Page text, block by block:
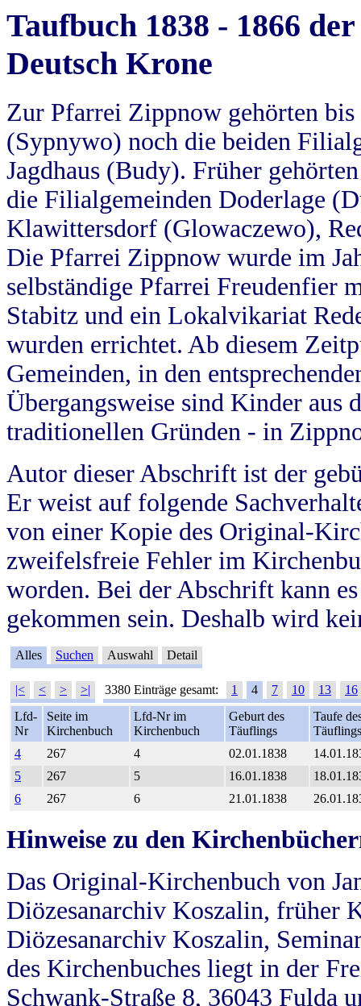
Taufbuch 1838 - 1866
Deutsch Krone
Zur Pfarrei Zippnow gehörten
(Sypnywo) noch die beiden
Jagdhaus (Budy). Früher
die Filialgemeinden Doderlage
Klawittersdorf (Glowaczewo),
Die Pfarrei Zippnow wurde im
selbständige Pfarrei Freudenfier
Stabitz und ein Lokalvikariat
wurden errichtet. Ab diesem
Gemeinden, in den
Übergangsweise sind Kinder aus
traditionellen Gründen - in
Autor dieser Abschrift ist der
Er weist auf folgende
von einer Kopie des Original-
zweifelsfreie Fehler im
worden. Bei der Abschrift kann
gekommen sein. Deshalb wird
Alles Suchen Auswahl Detail
|< < > >| 3380 Einträge gesamt: 1 4 7 10 13
16
Lfd-
Nr
Seite im
Kirchenbuch
Lfd-Nr im
Kirchenbuch
Geburt des
Täuflings
Taufe
Täuflings
4
267 4 02.01.1838
5
267 5 16.01.1838
6
267 6 21.01.1838
Hinweise zu den
Das Original-Kirchenbuch von
Diözesanarchiv Koszalin, früher
Diözesanarchiv Koszalin,
des Kirchenbuches liegt in der
Schwank-Straße 8, 36043 Fulda